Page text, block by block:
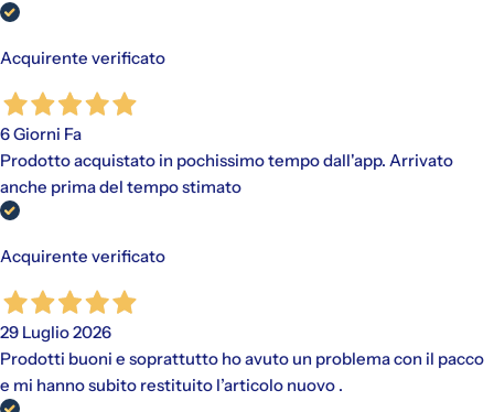
Acquirente verificato
6 Giorni Fa
Prodotto acquistato in pochissimo tempo dall'app. Arrivato
anche prima del tempo stimato
Acquirente verificato
29 Luglio 2026
Prodotti buoni e soprattutto ho avuto un problema con il pacco
e mi hanno subito restituito l’articolo nuovo .